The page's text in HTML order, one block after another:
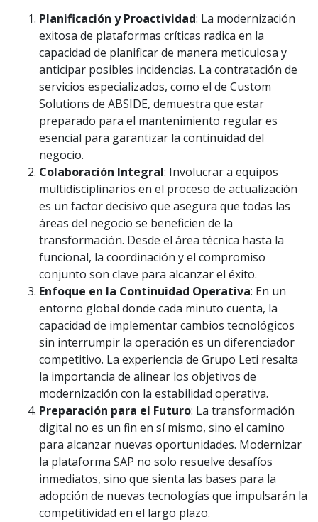
Planificación y Proactividad: La modernización
exitosa de plataformas críticas radica en la
capacidad de planificar de manera meticulosa y
anticipar posibles incidencias. La contratación de
servicios especializados, como el de Custom
Solutions de ABSIDE, demuestra que estar
preparado para el mantenimiento regular es
esencial para garantizar la continuidad del
negocio.
Colaboración Integral: Involucrar a equipos
multidisciplinarios en el proceso de actualización
es un factor decisivo que asegura que todas las
áreas del negocio se beneficien de la
transformación. Desde el área técnica hasta la
funcional, la coordinación y el compromiso
conjunto son clave para alcanzar el éxito.
Enfoque en la Continuidad Operativa: En un
entorno global donde cada minuto cuenta, la
capacidad de implementar cambios tecnológicos
sin interrumpir la operación es un diferenciador
competitivo. La experiencia de Grupo Leti resalta
la importancia de alinear los objetivos de
modernización con la estabilidad operativa.
Preparación para el Futuro: La transformación
digital no es un fin en sí mismo, sino el camino
para alcanzar nuevas oportunidades. Modernizar
la plataforma SAP no solo resuelve desafíos
inmediatos, sino que sienta las bases para la
adopción de nuevas tecnologías que impulsarán la
competitividad en el largo plazo.